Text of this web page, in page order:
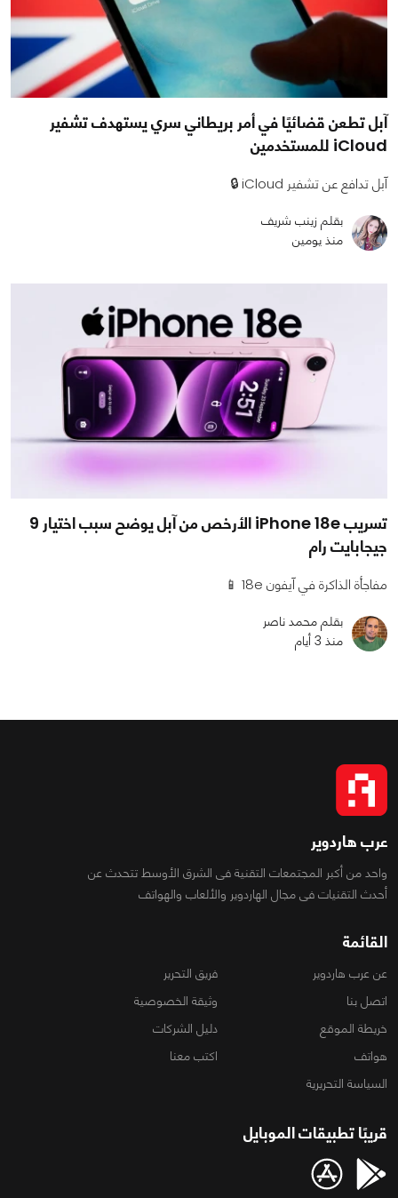
آبل تطعن قضائيًا في أمر بريطاني سري يستهدف تشفير
iCloud للمستخدمين
آبل تدافع عن تشفير iCloud 🔒
بقلم زينب شريف
منذ يومين
تسريب iPhone 18e الأرخص من آبل يوضح سبب اختيار 9
جيجابايت رام
مفاجأة الذاكرة في آيفون 18e 📱
بقلم محمد ناصر
منذ 3 أيام
عرب هاردوير
واحد من أكبر المجتمعات التقنية فى الشرق الأوسط تتحدث عن
أحدث التقنيات فى مجال الهاردوير والألعاب والهواتف
القائمة
عن عرب هاردوير
فريق التحرير
اتصل بنا
وثيقة الخصوصية
خريطة الموقع
دليل الشركات
هواتف
اكتب معنا
السياسة التحريرية
قريبًا تطبيقات الموبايل